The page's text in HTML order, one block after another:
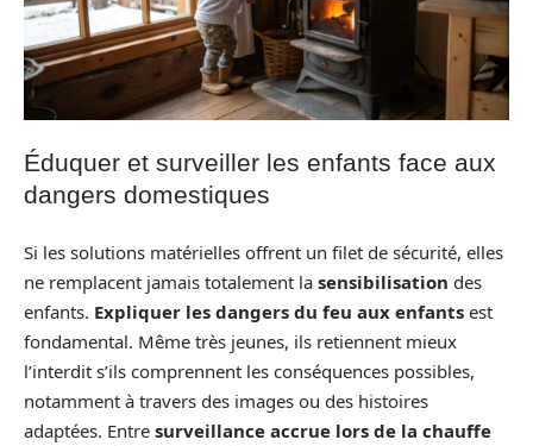
Éduquer et surveiller les enfants face aux
dangers domestiques
Si les solutions matérielles offrent un filet de sécurité, elles
ne remplacent jamais totalement la sensibilisation des
enfants. Expliquer les dangers du feu aux enfants est
fondamental. Même très jeunes, ils retiennent mieux
l’interdit s’ils comprennent les conséquences possibles,
notamment à travers des images ou des histoires
adaptées. Entre surveillance accrue lors de la chauffe